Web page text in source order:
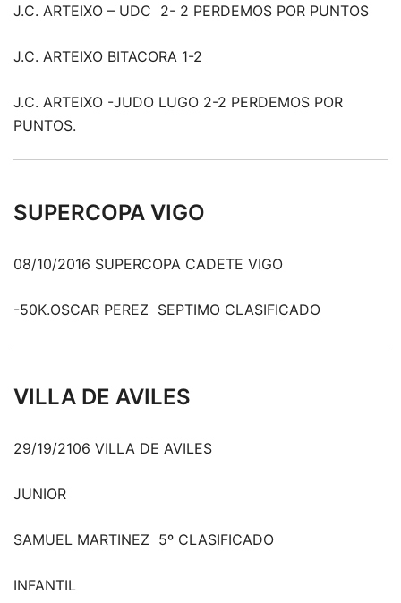
J.C. ARTEIXO – UDC 2- 2 PERDEMOS POR PUNTOS
J.C. ARTEIXO BITACORA 1-2
J.C. ARTEIXO -JUDO LUGO 2-2 PERDEMOS POR
PUNTOS.
SUPERCOPA VIGO
08/10/2016 SUPERCOPA CADETE VIGO
-50K.OSCAR PEREZ SEPTIMO CLASIFICADO
VILLA DE AVILES
29/19/2106 VILLA DE AVILES
JUNIOR
SAMUEL MARTINEZ 5º CLASIFICADO
INFANTIL